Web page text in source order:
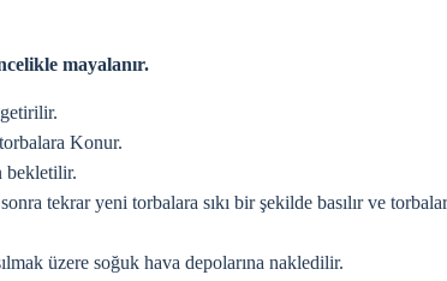
mayalanır.
Konur.
bekletilir.
tekrar yeni torbalara sıkı bir şekilde basılır ve
üzere soğuk hava depolarına nakledilir.